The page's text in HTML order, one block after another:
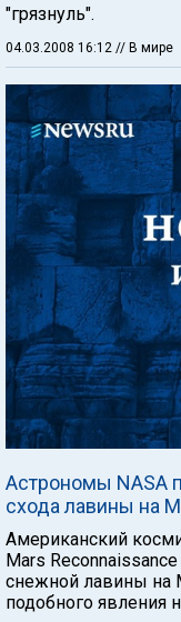
"грязнуль".
04.03.2008 16:12 // В мире
Астрономы NASA
схода лавины на
Американский
Mars
снежной лавины на
подобного явления